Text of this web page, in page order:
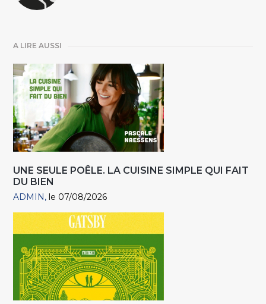
A LIRE AUSSI
UNE SEULE POÊLE. LA CUISINE SIMPLE QUI FAIT
DU BIEN
ADMIN le 07/08/2026